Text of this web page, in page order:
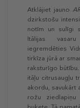
Atklājiet jauno
dzirkstošu
notīm un sulīgi
Itālijas
iegremdēties
tirkīza jūrā ar
raksturīgo
itāļu citrusaugļu
akordu, savukārt
rožu ziedlapiņu